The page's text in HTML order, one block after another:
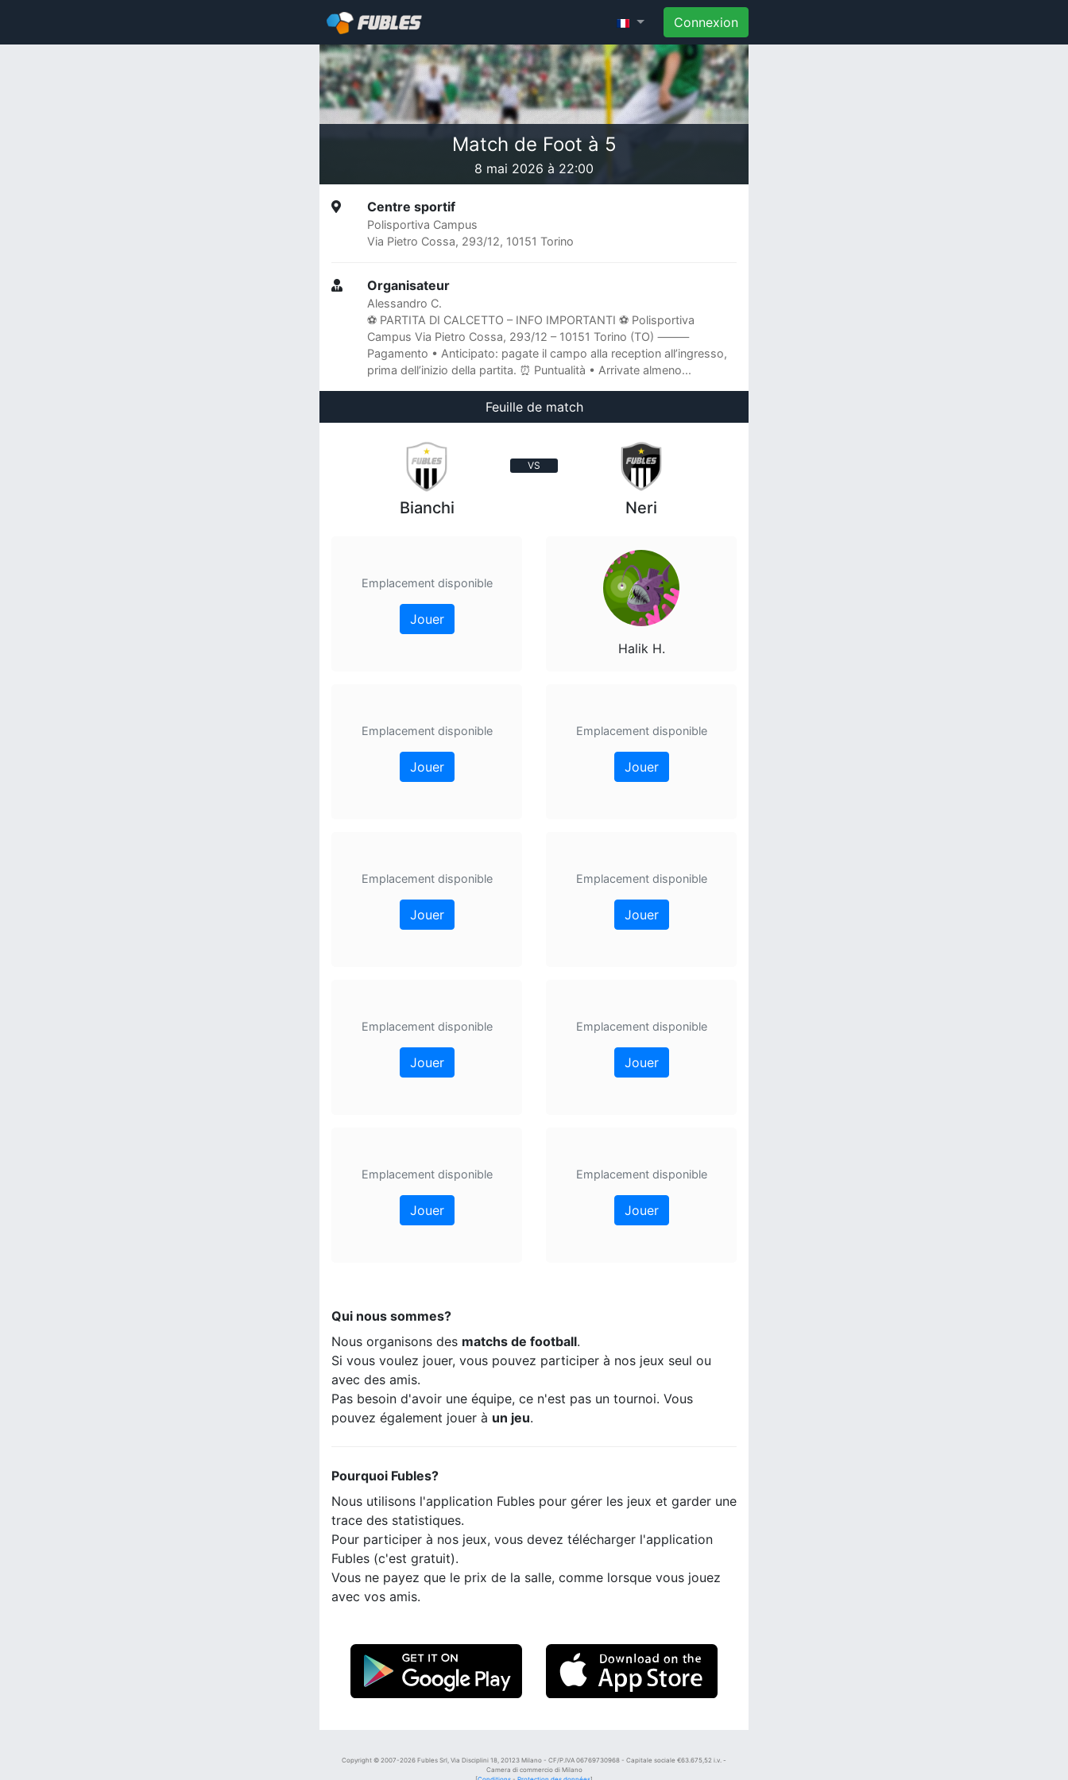
Connexion
Match de Foot à 5
8 mai 2026 à 22:00
Centre sportif
Polisportiva Campus
Via Pietro Cossa, 293/12, 10151 Torino
Organisateur
Alessandro C.
⚽️ PARTITA DI CALCETTO – INFO IMPORTANTI ⚽️ Polisportiva
Campus Via Pietro Cossa, 293/12 – 10151 Torino (TO) ⸻
Pagamento • Anticipato: pagate il campo alla reception all’ingresso,
prima dell’inizio della partita. ⏰ Puntualità • Arrivate almeno...
Feuille de match
VS
Bianchi
Emplacement disponible
Jouer
Emplacement disponible
Jouer
Emplacement disponible
Jouer
Emplacement disponible
Jouer
Emplacement disponible
Jouer
Neri
Halik H.
Emplacement disponible
Jouer
Emplacement disponible
Jouer
Emplacement disponible
Jouer
Emplacement disponible
Jouer
Qui nous sommes?
Nous organisons des matchs de football.
Si vous voulez jouer, vous pouvez participer à nos jeux seul ou
avec des amis.
Pas besoin d'avoir une équipe, ce n'est pas un tournoi. Vous
pouvez également jouer à un jeu.
Pourquoi Fubles?
Nous utilisons l'application Fubles pour gérer les jeux et garder une
trace des statistiques.
Pour participer à nos jeux, vous devez télécharger l'application
Fubles (c'est gratuit).
Vous ne payez que le prix de la salle, comme lorsque vous jouez
avec vos amis.
Copyright © 2007-2026 Fubles Srl, Via Disciplini 18, 20123 Milano - CF/P.IVA 06769730968 - Capitale sociale €63.675,52 i.v. -
Camera di commercio di Milano